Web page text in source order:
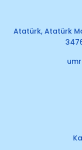
Atatürk, Atatürk